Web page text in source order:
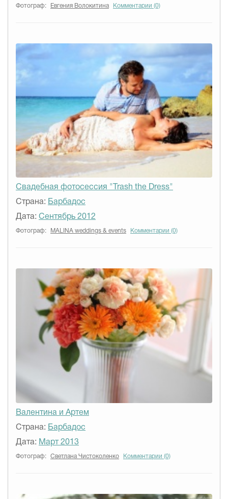
Фотограф: Евгения Волокитина Комментарии (0)
Свадебная фотосессия "Trash the Dress"
Страна: Барбадос
Дата: Сентябрь 2012
Фотограф: MALINA weddings & events Комментарии (0)
Валентина и Артем
Страна: Барбадос
Дата: Март 2013
Фотограф: Светлана Чистоколенко Комментарии (0)